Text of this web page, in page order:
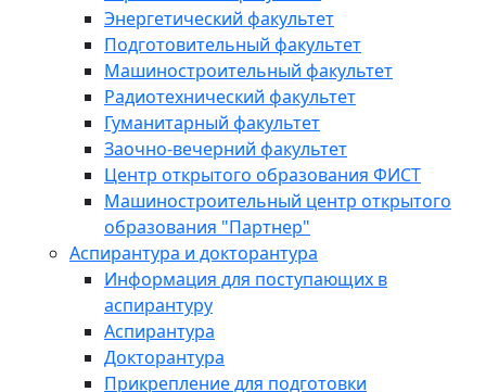
Энергетический факультет
Подготовительный факультет
Машиностроительный факультет
Радиотехнический факультет
Гуманитарный факультет
Заочно-вечерний факультет
Центр открытого образования ФИСТ
Машиностроительный центр открытого
образования "Партнер"
Аспирантура и докторантура
Информация для поступающих в
аспирантуру
Аспирантура
Докторантура
Прикрепление для подготовки